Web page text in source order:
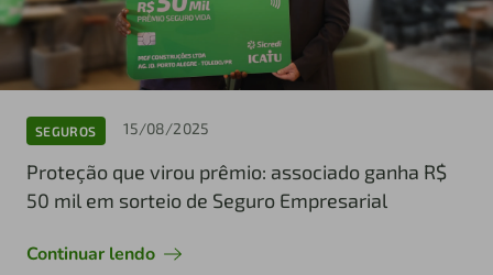
SEGUROS 15/08/2025
Proteção que virou prêmio: associado ganha R$
50 mil em sorteio de Seguro Empresarial
Continuar lendo